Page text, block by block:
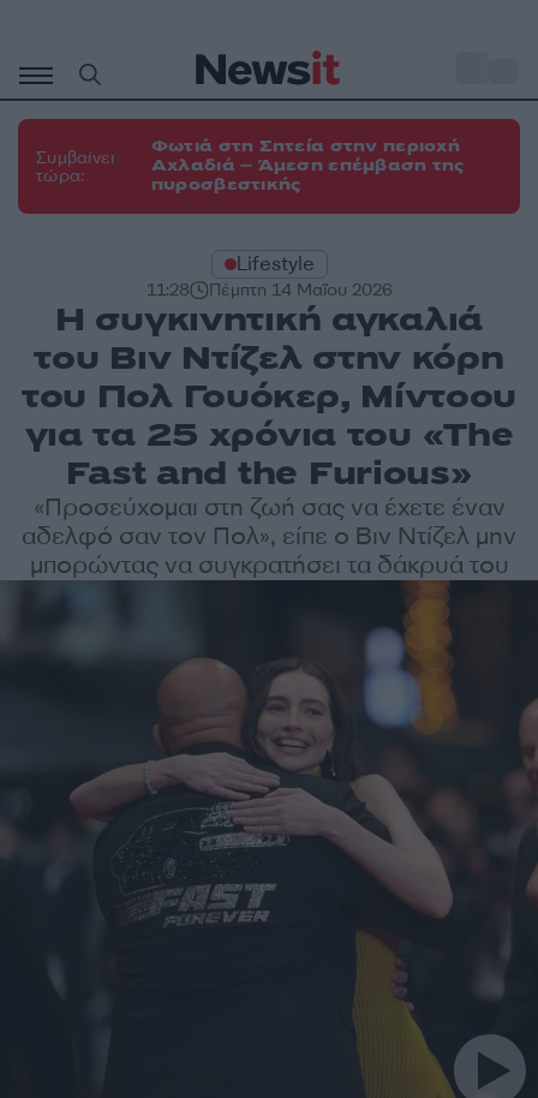
περιεχόμενο
Συμβαίνει
τώρα:
Φωτιά στη Σητεία στην περιοχή
Αχλαδιά – Άμεση επέμβαση της
πυροσβεστικής
Lifestyle
11:28 Πέμπτη 14 Μαΐου 2026
Η συγκινητική αγκαλιά
του Βιν Ντίζελ στην κόρη
του Πολ Γουόκερ, Μίντοου
για τα 25 χρόνια του «The
Fast and the Furious»
«Προσεύχομαι στη ζωή σας να έχετε έναν
αδελφό σαν τον Πολ», είπε ο Βιν Ντίζελ μην
μπορώντας να συγκρατήσει τα δάκρυά του